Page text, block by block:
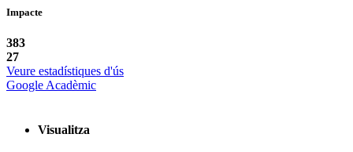
Impacte
383
27
Veure estadístiques d'ús
Google Acadèmic
Visualitza